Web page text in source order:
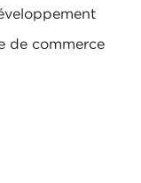
de commerce